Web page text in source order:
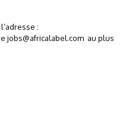
:
jobs@africalabel.com au plus